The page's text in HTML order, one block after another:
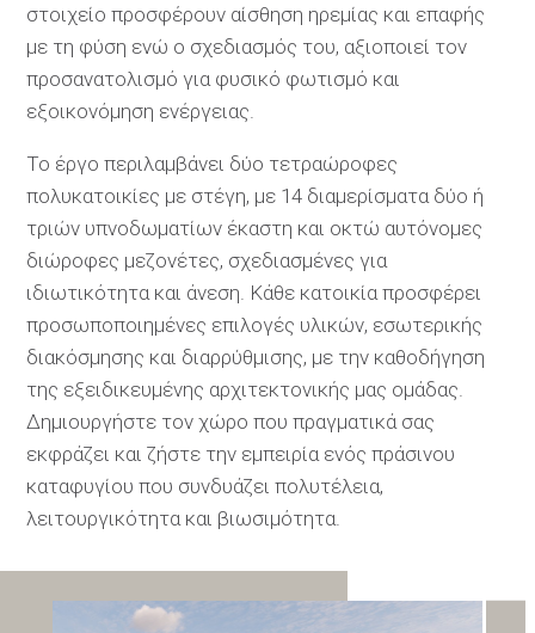
στοιχείο προσφέρουν αίσθηση ηρεμίας και επαφής
με τη φύση ενώ ο σχεδιασμός του, αξιοποιεί τον
προσανατολισμό για φυσικό φωτισμό και
εξοικονόμηση ενέργειας.
Το έργο περιλαμβάνει δύο τετραώροφες
πολυκατοικίες με στέγη, με 14 διαμερίσματα δύο ή
τριών υπνοδωματίων έκαστη και οκτώ αυτόνομες
διώροφες μεζονέτες, σχεδιασμένες για
ιδιωτικότητα και άνεση. Κάθε κατοικία προσφέρει
προσωποποιημένες επιλογές υλικών, εσωτερικής
διακόσμησης και διαρρύθμισης, με την καθοδήγηση
της εξειδικευμένης αρχιτεκτονικής μας ομάδας.
Δημιουργήστε τον χώρο που πραγματικά σας
εκφράζει και ζήστε την εμπειρία ενός πράσινου
καταφυγίου που συνδυάζει πολυτέλεια,
λειτουργικότητα και βιωσιμότητα.